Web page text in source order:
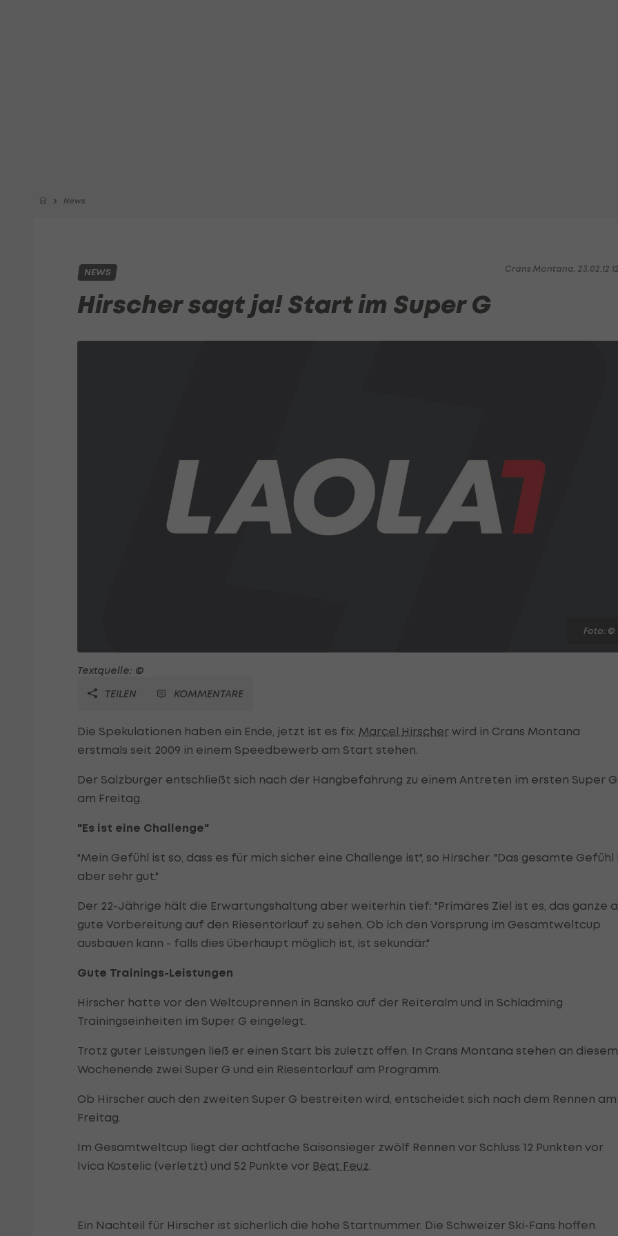
News
Crans Montana, 23.02.12
NEWS
Hirscher sagt ja! Start im Super G
Foto: ©
Textquelle: ©
TEILEN
KOMMENTARE
Die Spekulationen haben ein Ende, jetzt ist es fix: Marcel Hirscher wird in Crans Montana
erstmals seit 2009 in einem Speedbewerb am Start stehen.
Der Salzburger entschließt sich nach der Hangbefahrung zu einem Antreten im ersten Super G
am Freitag.
"Es ist eine Challenge"
"Mein Gefühl ist so, dass es für mich sicher eine Challenge ist", so Hirscher. "Das gesamte Gefühl
aber sehr gut."
Der 22-Jährige hält die Erwartungshaltung aber weiterhin tief: "Primäres Ziel ist es, das ganze
gute Vorbereitung auf den Riesentorlauf zu sehen. Ob ich den Vorsprung im Gesamtweltcup
ausbauen kann - falls dies überhaupt möglich ist, ist sekundär."
Gute Trainings-Leistungen
Hirscher hatte vor den Weltcuprennen in Bansko auf der Reiteralm und in Schladming
Trainingseinheiten im Super G eingelegt.
Trotz guter Leistungen ließ er einen Start bis zuletzt offen. In Crans Montana stehen an diesem
Wochenende zwei Super G und ein Riesentorlauf am Programm.
Ob Hirscher auch den zweiten Super G bestreiten wird, entscheidet sich nach dem Rennen am
Freitag.
Im Gesamtweltcup liegt der achtfache Saisonsieger zwölf Rennen vor Schluss 12 Punkten vor
Ivica Kostelic (verletzt) und 52 Punkte vor Beat Feuz.
Ein Nachteil für Hirscher ist sicherlich die hohe Startnummer. Die Schweizer Ski-Fans hoffen